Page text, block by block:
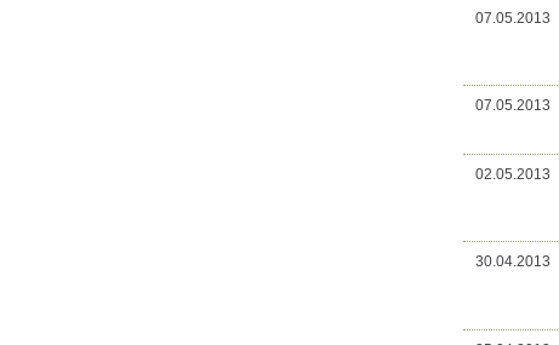
07.05.2013
07.05.2013
02.05.2013
30.04.2013